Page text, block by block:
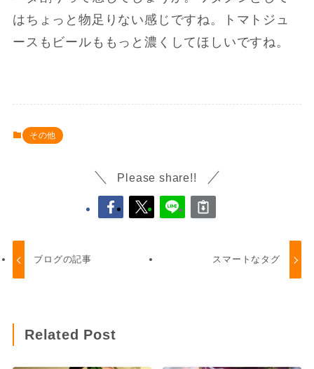
はちょっと物足りない感じですね。トマトジュ
ースもビールももっと濃くしてほしいですね。
その他
Please share!!
ブログの記事 スマートなタグ
Related Post